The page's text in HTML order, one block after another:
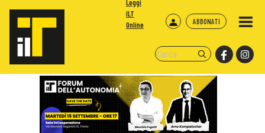
ABBONATI
Leggi
ILT
Online